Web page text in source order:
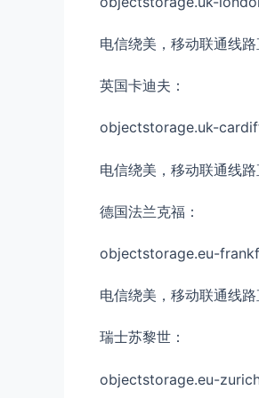
电信绕美，移动联通线路
英国卡迪夫：
objectstorage.uk-
电信绕美，移动联通线路
德国法兰克福：
objectstorage.eu-
电信绕美，移动联通线路
瑞士苏黎世：
objectstorage.eu-